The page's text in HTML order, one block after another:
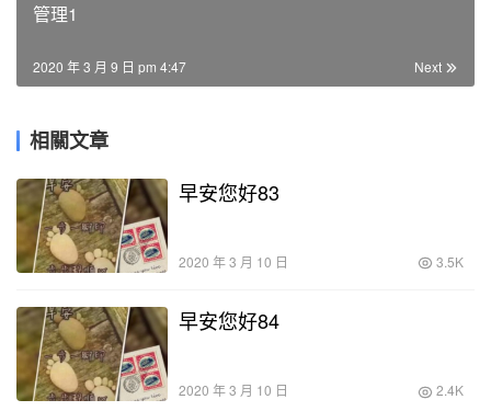
管理1
Next
2020 年 3 月 9 日 pm 4:47
相關文章
早安您好83
2020 年 3 月 10 日 3.5K
早安您好84
2020 年 3 月 10 日 2.4K